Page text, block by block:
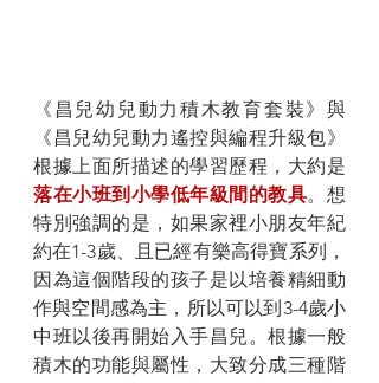
《昌兒幼兒動力積木教育套裝》與
《昌兒幼兒動力遙控與編程升級包》
根據上面所描述的學習歷程，大約是
落在小班到小學低年級間的教具。想
特別強調的是，如果家裡小朋友年紀
約在1-3歲、且已經有樂高得寶系列，
因為這個階段的孩子是以培養精細動
作與空間感為主，所以可以到3-4歲小
中班以後再開始入手昌兒。根據一般
積木的功能與屬性，大致分成三種階